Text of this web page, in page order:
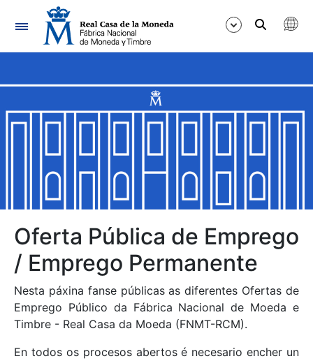
Navegación
Mostrar/Ocultar
Mostrar/Ocultar
Mostrar/Ocultar
Mostrar/Ocultar
Mostrar/Ocultar
Oferta Pública de Emprego
/ Emprego Permanente
Nesta páxina fanse públicas as diferentes Ofertas de
Emprego Público da Fábrica Nacional de Moeda e
Timbre - Real Casa da Moeda (FNMT-RCM).
En todos os procesos abertos é necesario encher un